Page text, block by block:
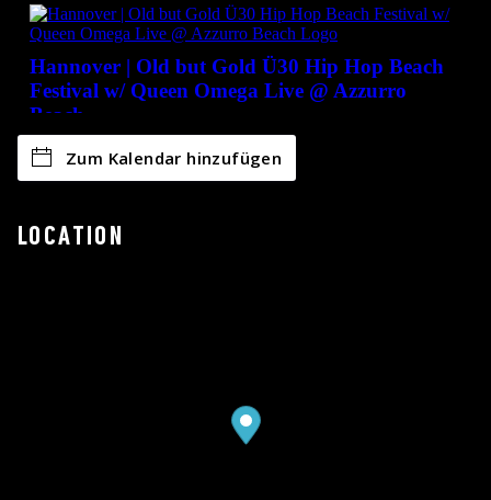
Zum Kalendar hinzufügen
LOCATION